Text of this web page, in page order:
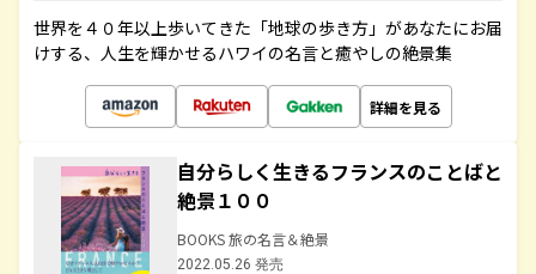
世界を４０年以上歩いてきた「地球の歩き方」があなたにお届
けする、人生を輝かせるハワイの名言と癒やしの絶景集
詳細を見る
自分らしく生きるフランスのことばと
絶景１００
BOOKS 旅の名言＆絶景
2022.05.26 発売